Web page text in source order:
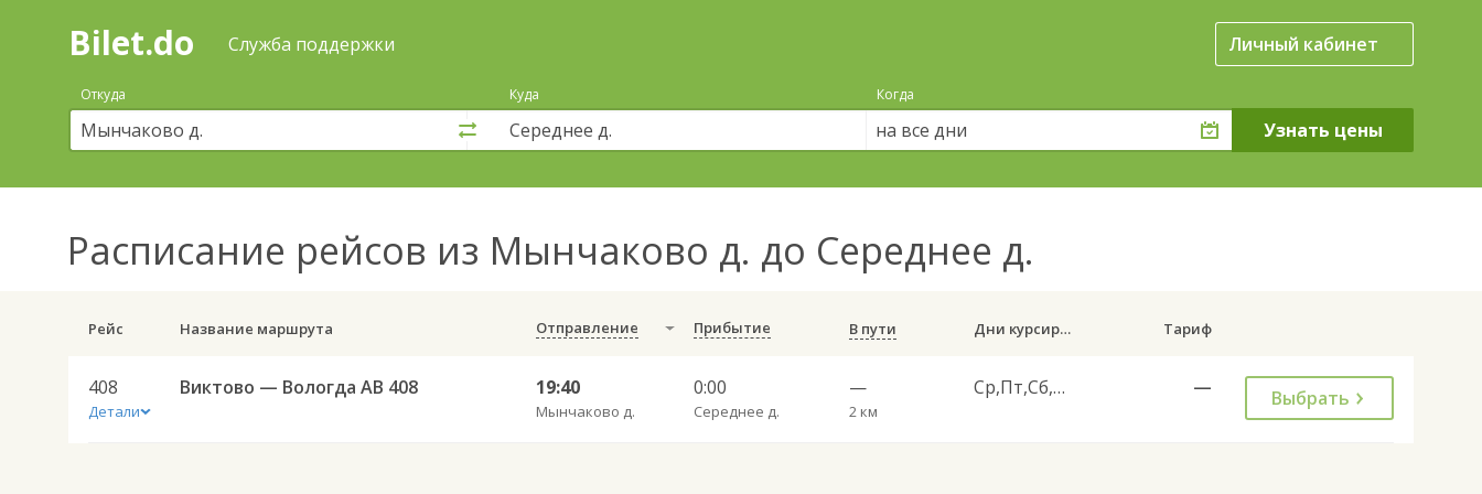
Поиск
покупка
билетов
автобус
онлайн
Bilet.do Служба поддержки Личный кабинет
Откуда Куда Когда
на все дни
Расписание рейсов из Мынчаково д. до Середнее д.
Рейс Название маршрута Отправление Прибытие В пути Дни курсирования Тариф
408
Детали
Виктово — Вологда АВ 408 19:40
Мынчаково д.
0:00
Середнее д.
—
2 км
Ср,Пт,Сб,Вс — Выбрать